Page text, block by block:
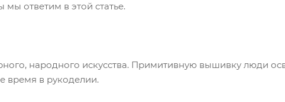
ответим в этой статье.
народного искусства. Примитивную вышивку люди
время в рукоделии.